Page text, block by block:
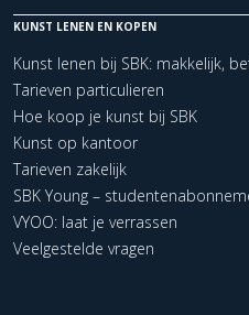
KUNST LENEN EN KOPEN
Kunst lenen bij SBK: makkelijk,
Tarieven particulieren
Hoe koop je kunst bij SBK
Kunst op kantoor
Tarieven zakelijk
SBK Young –
VYOO: laat je verrassen
Veelgestelde vragen